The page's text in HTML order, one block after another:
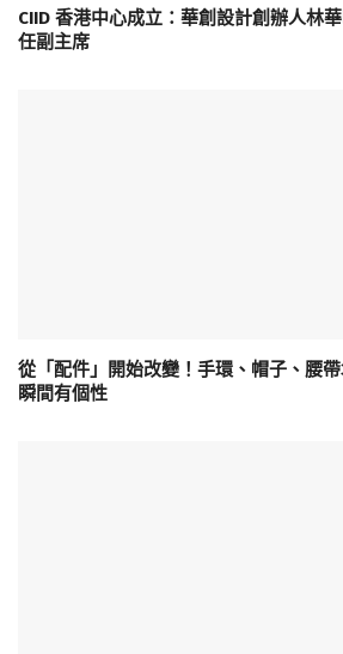
CIID 香港中心成立：華創設計創辦人林
任副主席
從「配件」開始改變！手環、帽子、腰
瞬間有個性